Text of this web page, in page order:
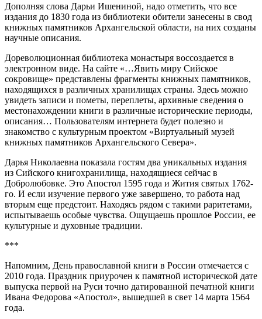
Дополняя слова Дарьи Ишениной, надо отметить, что все
издания до 1830 года из библиотеки обители занесены в свод
книжных памятников Архангельской области, на них созданы
научные описания.
Дореволюционная библиотека монастыря воссоздается в
электронном виде. На сайте «…Явить миру Сийское
сокровище» представлены фрагменты книжных памятников,
находящихся в различных хранилищах страны. Здесь можно
увидеть записи и пометы, переплеты, архивные сведения о
местонахождении книги в различные исторические периоды,
описания… Пользователям интернета будет полезно и
знакомство с культурным проектом «Виртуальный музей
книжных памятников Архангельского Севера».
Дарья Николаевна показала гостям два уникальных издания
из Сийского книгохранилища, находящиеся сейчас в
Добролюбовке. Это Апостол 1595 года и Жития святых 1762-
го. И если изучение первого уже завершено, то работа над
вторым еще предстоит. Находясь рядом с такими раритетами,
испытываешь особые чувства. Ощущаешь прошлое России, ее
культурные и духовные традиции.
***
Напомним, День православной книги в России отмечается с
2010 года. Праздник приурочен к памятной исторической дате
выпуска первой на Руси точно датированной печатной книги
Ивана Федорова «Апостол», вышедшей в свет 14 марта 1564
года.